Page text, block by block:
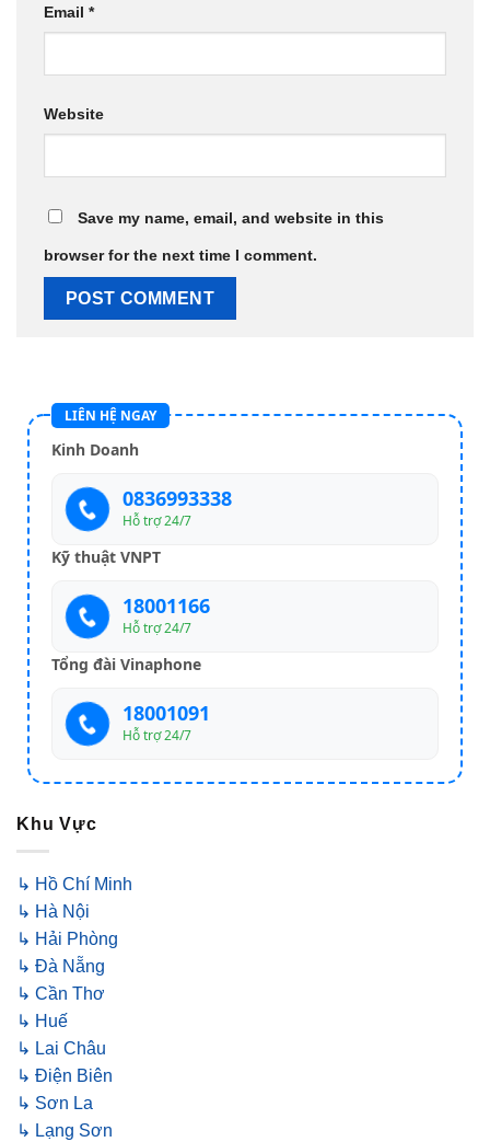
Email *
Website
Save my name, email, and website in this
browser for the next time I comment.
LIÊN HỆ NGAY
Kinh Doanh
0836993338
Hỗ trợ 24/7
Kỹ thuật VNPT
18001166
Hỗ trợ 24/7
Tổng đài Vinaphone
18001091
Hỗ trợ 24/7
Khu Vực
↳ Hồ Chí Minh
↳ Hà Nội
↳ Hải Phòng
↳ Đà Nẵng
↳ Cần Thơ
↳ Huế
↳ Lai Châu
↳ Điện Biên
↳ Sơn La
↳ Lạng Sơn